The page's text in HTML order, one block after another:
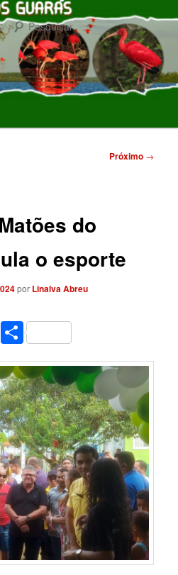
GUARAS
Próximo →
do
o esporte
por Linalva Abreu
Messenger
Share